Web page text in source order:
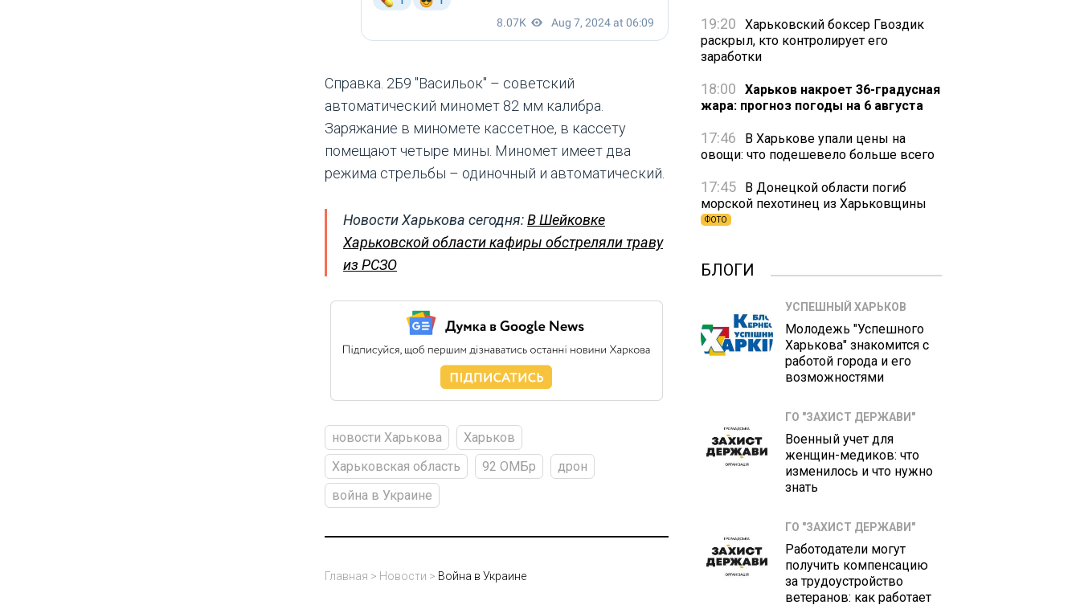
Справка. 2Б9 "Васильок" – советский
автоматический миномет 82 мм калибра.
Заряжание в миномете кассетное, в кассету
помещают четыре мины. Миномет имеет два
режима стрельбы – одиночный и автоматический.
Новости Харькова сегодня:В Шейковке
Харьковской области кафиры обстреляли траву
из РСЗО
новости Харькова
Харьков
Харьковская область
92 ОМБр
дрон
война в Украине
Главная > Новости > Война в Украине
19:20
Харьковский боксер Гвоздик
раскрыл, кто контролирует его
заработки
18:00
Харьков накроет 36-градусная
жара: прогноз погоды на 6 августа
17:46
В Харькове упали цены на
овощи: что подешевело больше всего
17:45
В Донецкой области погиб
морской пехотинец из Харьковщины
ФОТО
БЛОГИ
УСПЕШНЫЙ ХАРЬКОВ
Молодежь "Успешного
Харькова" знакомится с
работой города и его
возможностями
ГО "ЗАХИСТ ДЕРЖАВИ"
Военный учет для
женщин-медиков: что
изменилось и что нужно
знать
ГО "ЗАХИСТ ДЕРЖАВИ"
Работодатели могут
получить компенсацию
за трудоустройство
ветеранов: как работает